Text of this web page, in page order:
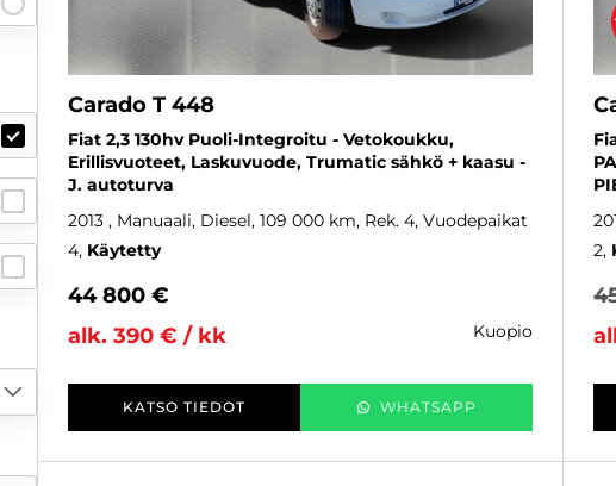
Carado T 448
Fiat 2,3 130hv Puoli-Integroitu - Vetokoukku,
Erillisvuoteet, Laskuvuode, Trumatic sähkö + kaasu -
J. autoturva
2013 , Manuaali, Diesel, 109 000 km, Rek. 4, Vuodepaikat
4 Käytetty
44 800 €
alk. 390 € / kk
kuopio
KATSO TIEDOT WHATSAPP
2